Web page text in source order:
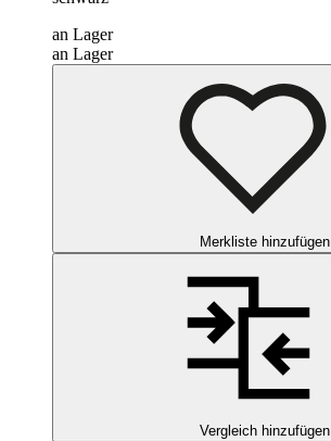
an Lager
an Lager
Merkliste hinzufügen
Vergleich hinzufügen